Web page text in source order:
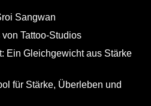
Sangwan
Tattoo-Studios
Ein Gleichgewicht aus Stärke
für Stärke, Überleben und